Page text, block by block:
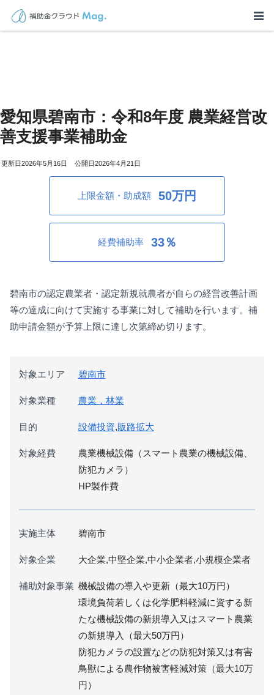
愛知県碧南市：令和8年度 農業経営改
善支援事業補助金
2026年5月16日 2026年4月21日
上限金額・助成額 50万円
経費補助率 33％
碧南市の認定農業者・認定新規就農者が自らの経営改善計画
等の達成に向けて実施する事業に対して補助を行います。補
助申請金額が予算上限に達し次第締め切ります。
対象エリア 碧南市
対象業種 農業，林業
目的 設備投資,販路拡大
対象経費
農業機械設備（スマート農業の機械設備、
防犯カメラ）
HP製作費
実施主体 碧南市
対象企業 大企業,中堅企業,中小企業者,小規模企業者
補助対象事業 機械設備の導入や更新（最大10万円）
環境負荷若しくは化学肥料軽減に資する新
たな機械設備の新規導入又はスマート農業
の新規導入（最大50万円）
防犯カメラの設置などの防犯対策又は有害
鳥獣による農作物被害軽減対策（最大10万
円）